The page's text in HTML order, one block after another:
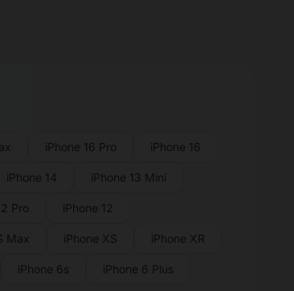
iPhone 16 Pro iPhone 16
iPhone 14 iPhone 13 Mini
Pro iPhone 12
Max iPhone XS iPhone XR
iPhone 6s iPhone 6 Plus